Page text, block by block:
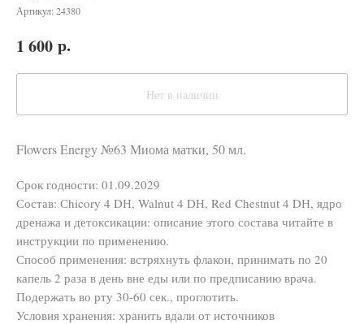
Артикул: 24380
1 600 р.
Нет в наличии
Flowers Energy №63 Миома матки, 50 мл.
Срок годности: 01.09.2029
Состав: Сhicory 4 DН, Walnut 4 DН, Red Chestnut 4 DН, ядро
дренажа и детоксикации: описание этого состава читайте в
инструкции по применению.
Способ применения: встряхнуть флакон, принимать по 20
капель 2 раза в день вне еды или по предписанию врача.
Подержать во рту 30-60 сек., проглотить.
Условия хранения: хранить вдали от источников